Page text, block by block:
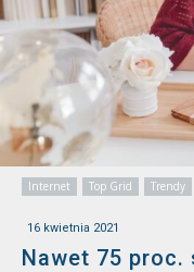
Internet Top Grid Trendy
16 kwietnia 2021
Nawet 75